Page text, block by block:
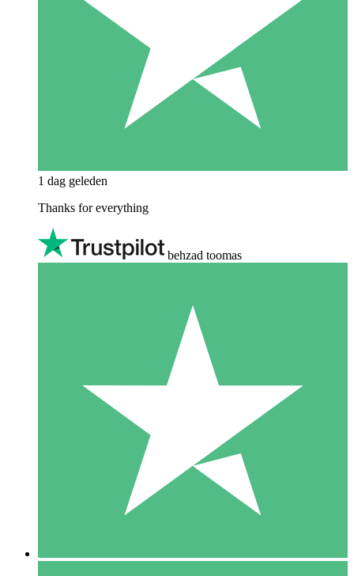
1 dag geleden
Thanks for everything
behzad toomas